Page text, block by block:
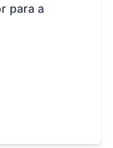
para a